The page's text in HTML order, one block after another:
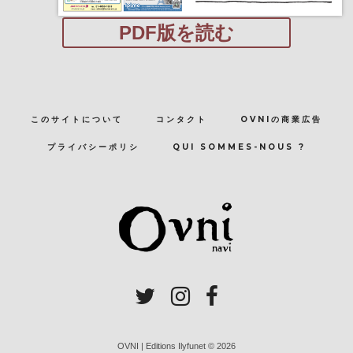
PDF版を読む
このサイトについて コンタクト OVNIの商業広告
プライバシーポリシ QUI SOMMES-NOUS ?
OVNI | Editions Ilyfunet © 2026